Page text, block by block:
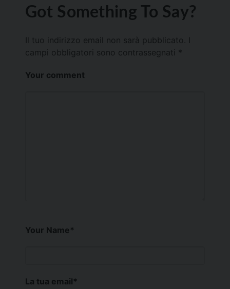
Got Something To Say?
Il tuo indirizzo email non sarà pubblicato.
campi obbligatori sono contrassegnati *
Your comment
Your Name*
La tua email*